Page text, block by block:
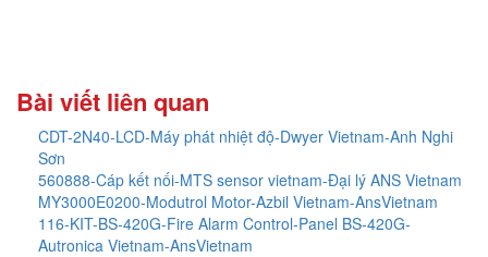
Bài viết liên quan
CDT-2N40-LCD-Máy phát nhiệt độ-Dwyer Vietnam-Anh Nghi
Sơn
560888-Cáp kết nối-MTS sensor vietnam-Đại lý ANS Vietnam
MY3000E0200-Modutrol Motor-Azbil Vietnam-AnsVietnam
116-KIT-BS-420G-Fire Alarm Control-Panel BS-420G-
Autronica Vietnam-AnsVietnam